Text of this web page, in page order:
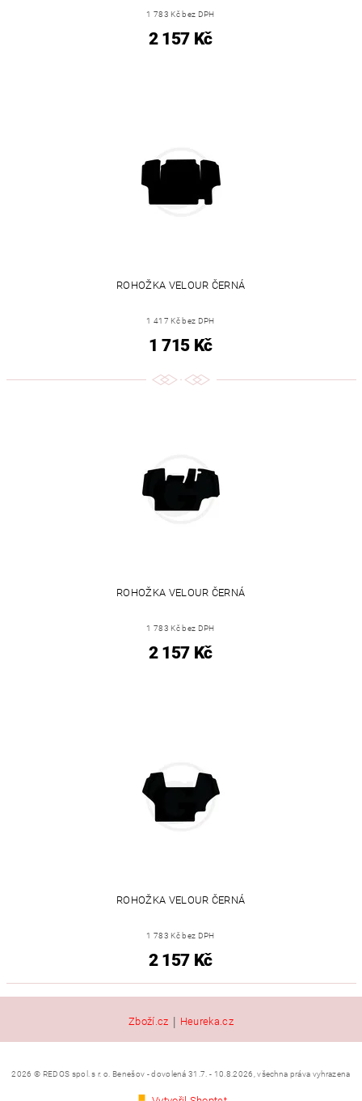
1 783 Kč bez DPH
2 157 Kč
ROHOŽKA VELOUR ČERNÁ
1 417 Kč bez DPH
1 715 Kč
ROHOŽKA VELOUR ČERNÁ
1 783 Kč bez DPH
2 157 Kč
ROHOŽKA VELOUR ČERNÁ
1 783 Kč bez DPH
2 157 Kč
Zboží.cz | Heureka.cz
2026 © REDOS spol. s r. o. Benešov - dovolená 31.7. - 10.8.2026, všechna práva vyhrazena